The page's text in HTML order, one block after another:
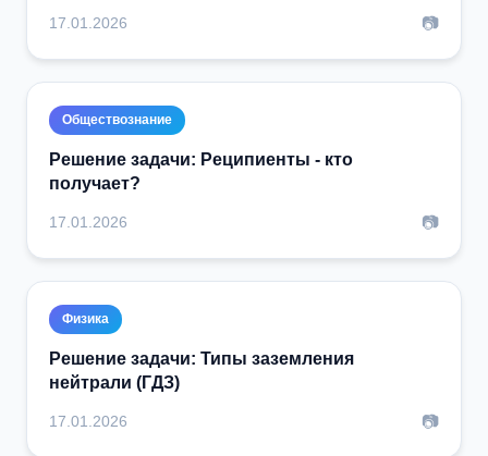
17.01.2026 📷
Обществознание
Решение задачи: Реципиенты - кто
получает?
17.01.2026 📷
Физика
Решение задачи: Типы заземления
нейтрали (ГДЗ)
17.01.2026 📷